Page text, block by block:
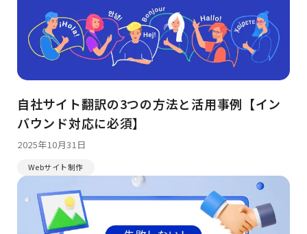
自社サイト翻訳の3つの方法と活用事例【イン
バウンド対応に必須】
2025年10月31日
Webサイト制作